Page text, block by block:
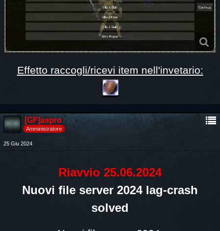
Effetto raccogli/ricevi item nell'invetario:
[GF]aspro
Amministratore
25 Giu 2024
Riavvio 25.06.2024
Nuovi file server 2024 lag-crash
solved